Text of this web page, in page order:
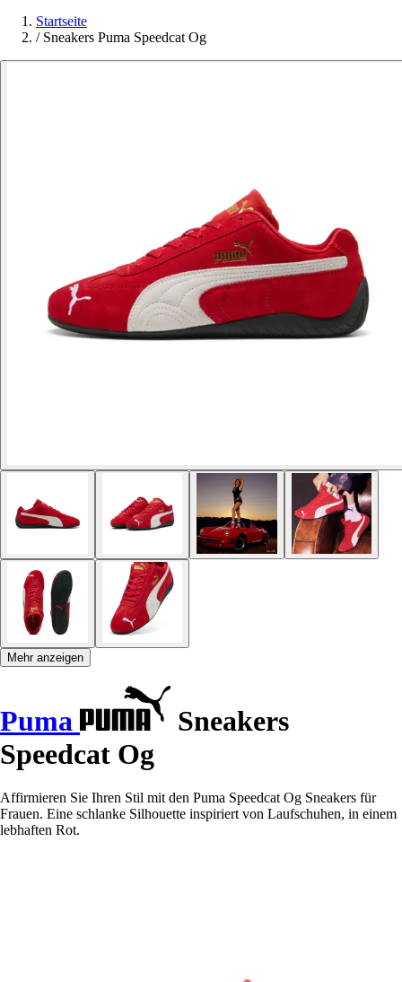
Startseite
/ Sneakers Puma Speedcat Og
Mehr anzeigen
Puma
Sneakers
Speedcat Og
Affirmieren Sie Ihren Stil mit den Puma Speedcat Og Sneakers für
Frauen. Eine schlanke Silhouette inspiriert von Laufschuhen, in einem
lebhaften Rot.